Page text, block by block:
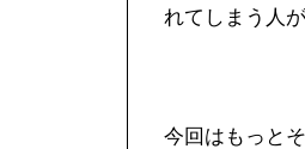
れてしまう人
今回はもっと